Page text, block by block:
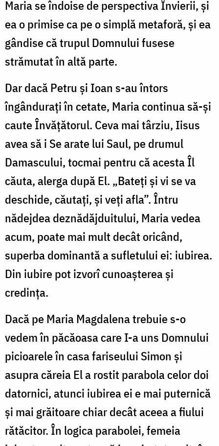
Maria se îndoise de perspectiva Învierii, și
ea o primise ca pe o simplă metaforă, și ea
gândise că trupul Domnului fusese
strămutat în altă parte.
Dar dacă Petru și Ioan s-au întors
îngândurați în cetate, Maria continua să-și
caute Învățătorul. Ceva mai târziu, Iisus
avea să i Se arate lui Saul, pe drumul
Damascului, tocmai pentru că acesta Îl
căuta, alerga după El. „Bateți și vi se va
deschide, căutați, și veți afla”. Întru
nădejdea deznădăjduitului, Maria vedea
acum, poate mai mult decât oricând,
superba dominantă a sufletului ei: iubirea.
Din iubire pot izvorî cunoașterea și
credința.
Dacă pe Maria Magdalena trebuie s-o
vedem în păcăoasa care I-a uns Domnului
picioarele în casa fariseului Simon și
asupra căreia El a rostit parabola celor doi
datornici, atunci iubirea ei e mai puternică
și mai grăitoare chiar decât aceea a fiului
rătăcitor. În logica parabolei, femeia